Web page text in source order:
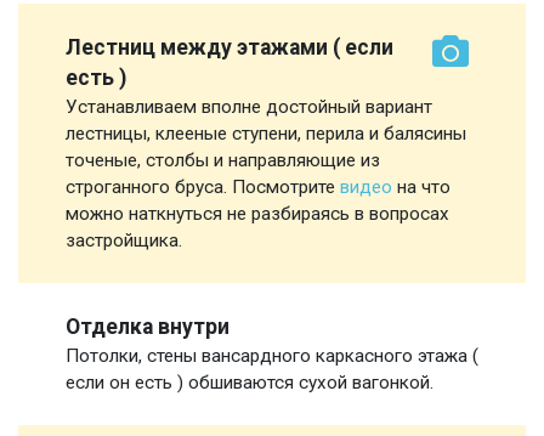
Лестниц между этажами ( если
есть )
Устанавливаем вполне достойный вариант
лестницы, клееные ступени, перила и балясины
точеные, столбы и направляющие из
строганного бруса. Посмотрите видео на что
можно наткнуться не разбираясь в вопросах
застройщика.
Отделка внутри
Потолки, стены вансардного каркасного этажа (
если он есть ) обшиваются сухой вагонкой.